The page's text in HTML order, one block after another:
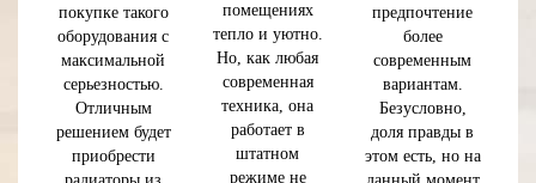
покупке такого
оборудования с
максимальной
серьезностью.
Отличным
решением будет
приобрести
помещениях
тепло и уютно.
Но, как любая
современная
техника, она
работает в
штатном
режиме не
предпочтение
более
современным
вариантам.
Безусловно,
доля правды в
этом есть, но на